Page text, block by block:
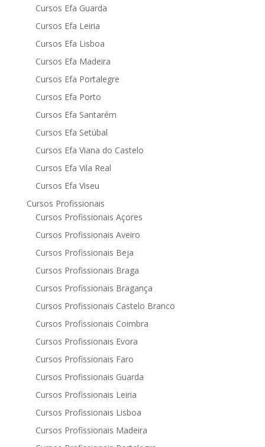
Cursos Efa Guarda
Cursos Efa Leiria
Cursos Efa Lisboa
Cursos Efa Madeira
Cursos Efa Portalegre
Cursos Efa Porto
Cursos Efa Santarém
Cursos Efa Setúbal
Cursos Efa Viana do Castelo
Cursos Efa Vila Real
Cursos Efa Viseu
Cursos Profissionais
Cursos Profissionais Açores
Cursos Profissionais Aveiro
Cursos Profissionais Beja
Cursos Profissionais Braga
Cursos Profissionais Bragança
Cursos Profissionais Castelo Branco
Cursos Profissionais Coimbra
Cursos Profissionais Evora
Cursos Profissionais Faro
Cursos Profissionais Guarda
Cursos Profissionais Leiria
Cursos Profissionais Lisboa
Cursos Profissionais Madeira